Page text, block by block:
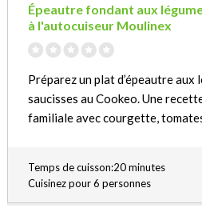
Épeautre fondant aux
à l'autocuiseur Moulinex
Préparez un plat d’épeautre aux
saucisses au Cookeo. Une
familiale avec courgette,
Temps de cuisson:20 minutes
Cuisinez pour 6 personnes